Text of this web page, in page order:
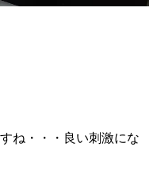
ね・・・良い刺激にな